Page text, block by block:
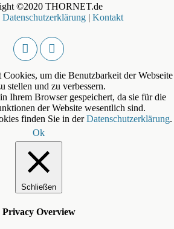
©2020 THORNET.de
Datenschutzerklärung | Kontakt
Cookies, um die Benutzbarkeit der Webseite
stellen und zu verbessern.
Ihrem Browser gespeichert, da sie für die
der Website wesentlich sind.
finden Sie in derDatenschutzerklärung.
Ok
Schließen
Privacy Overview